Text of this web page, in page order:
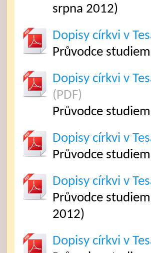
srpna 2012)
Dopisy církvi v
Průvodce
Dopisy církvi v
(PDF)
Průvodce
Dopisy církvi v
Průvodce
Dopisy církvi v
Průvodce
2012)
Dopisy církvi v